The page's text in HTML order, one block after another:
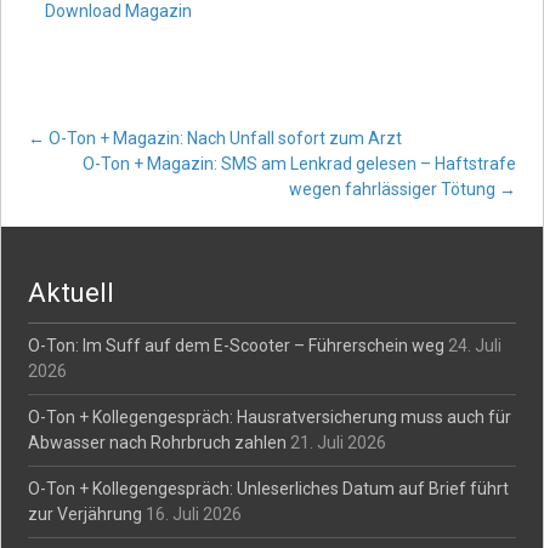
Download Magazin
Post
navigation
← O-Ton + Magazin: Nach Unfall sofort zum Arzt
O-Ton + Magazin: SMS am Lenkrad gelesen – Haftstrafe
wegen fahrlässiger Tötung →
Aktuell
O-Ton: Im Suff auf dem E-Scooter – Führerschein weg 24. Juli
2026
O-Ton + Kollegengespräch: Hausratversicherung muss auch für
Abwasser nach Rohrbruch zahlen 21. Juli 2026
O-Ton + Kollegengespräch: Unleserliches Datum auf Brief führt
zur Verjährung 16. Juli 2026